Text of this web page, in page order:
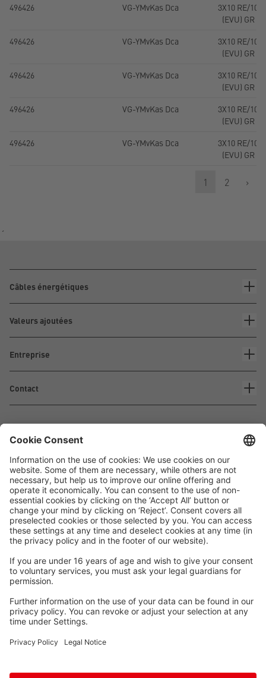
496426
VG-YMvKas Dca
3X10 RE/10
(EVU) GR
496426
VG-YMvKas Dca
3X10 RE/10
(EVU) GR
496426
VG-YMvKas Dca
3X10 RE/10
(EVU) GR
496426
VG-YMvKas Dca
3X10 RE/10
(EVU) GR
496426
VG-YMvKas Dca
3X10 RE/10
(EVU) GR
1 2 ›
´
Câbles énergétiques
Valeurs ajoutées
Entreprise
Contact
Waskönig+Walter
Kabel-Werk GmbH u. Co. KG
Ostermoorstraße 77
26683 Saterland
Téléphone +49 4498 88-0
Fax +49 4498 88-900
info[att]waskoenig.de